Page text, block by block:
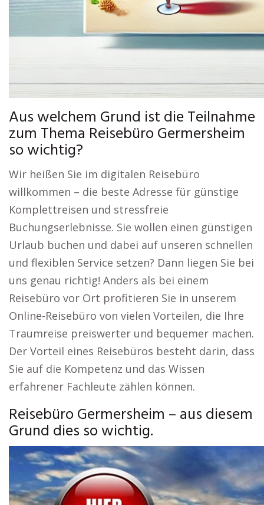
Aus welchem Grund ist die Teilnahme
zum Thema Reisebüro Germersheim
so wichtig?
Wir heißen Sie im digitalen Reisebüro
willkommen – die beste Adresse für günstige
Komplettreisen und stressfreie
Buchungserlebnisse. Sie wollen einen günstigen
Urlaub buchen und dabei auf unseren schnellen
und flexiblen Service setzen? Dann liegen Sie bei
uns genau richtig! Anders als bei einem
Reisebüro vor Ort profitieren Sie in unserem
Online-Reisebüro von vielen Vorteilen, die Ihre
Traumreise preiswerter und bequemer machen.
Der Vorteil eines Reisebüros besteht darin, dass
Sie auf die Kompetenz und das Wissen
erfahrener Fachleute zählen können.
Reisebüro Germersheim – aus diesem
Grund dies so wichtig.